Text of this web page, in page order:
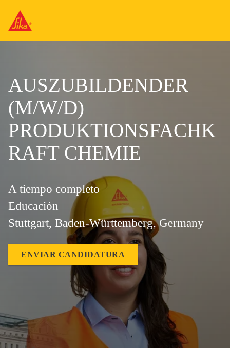
AUSZUBILDENDER
(M/W/D)
PRODUKTIONSFACHK
RAFT CHEMIE
A tiempo completo
Educación
Stuttgart, Baden-Württemberg, Germany
ENVIAR CANDIDATURA